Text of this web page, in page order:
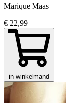
Marique Maas
€ 22,99
in winkelmand